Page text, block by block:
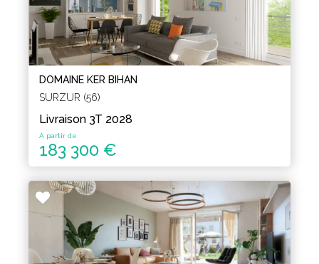
DOMAINE KER BIHAN
SURZUR (56)
Livraison 3T 2028
A partir de
183 300 €